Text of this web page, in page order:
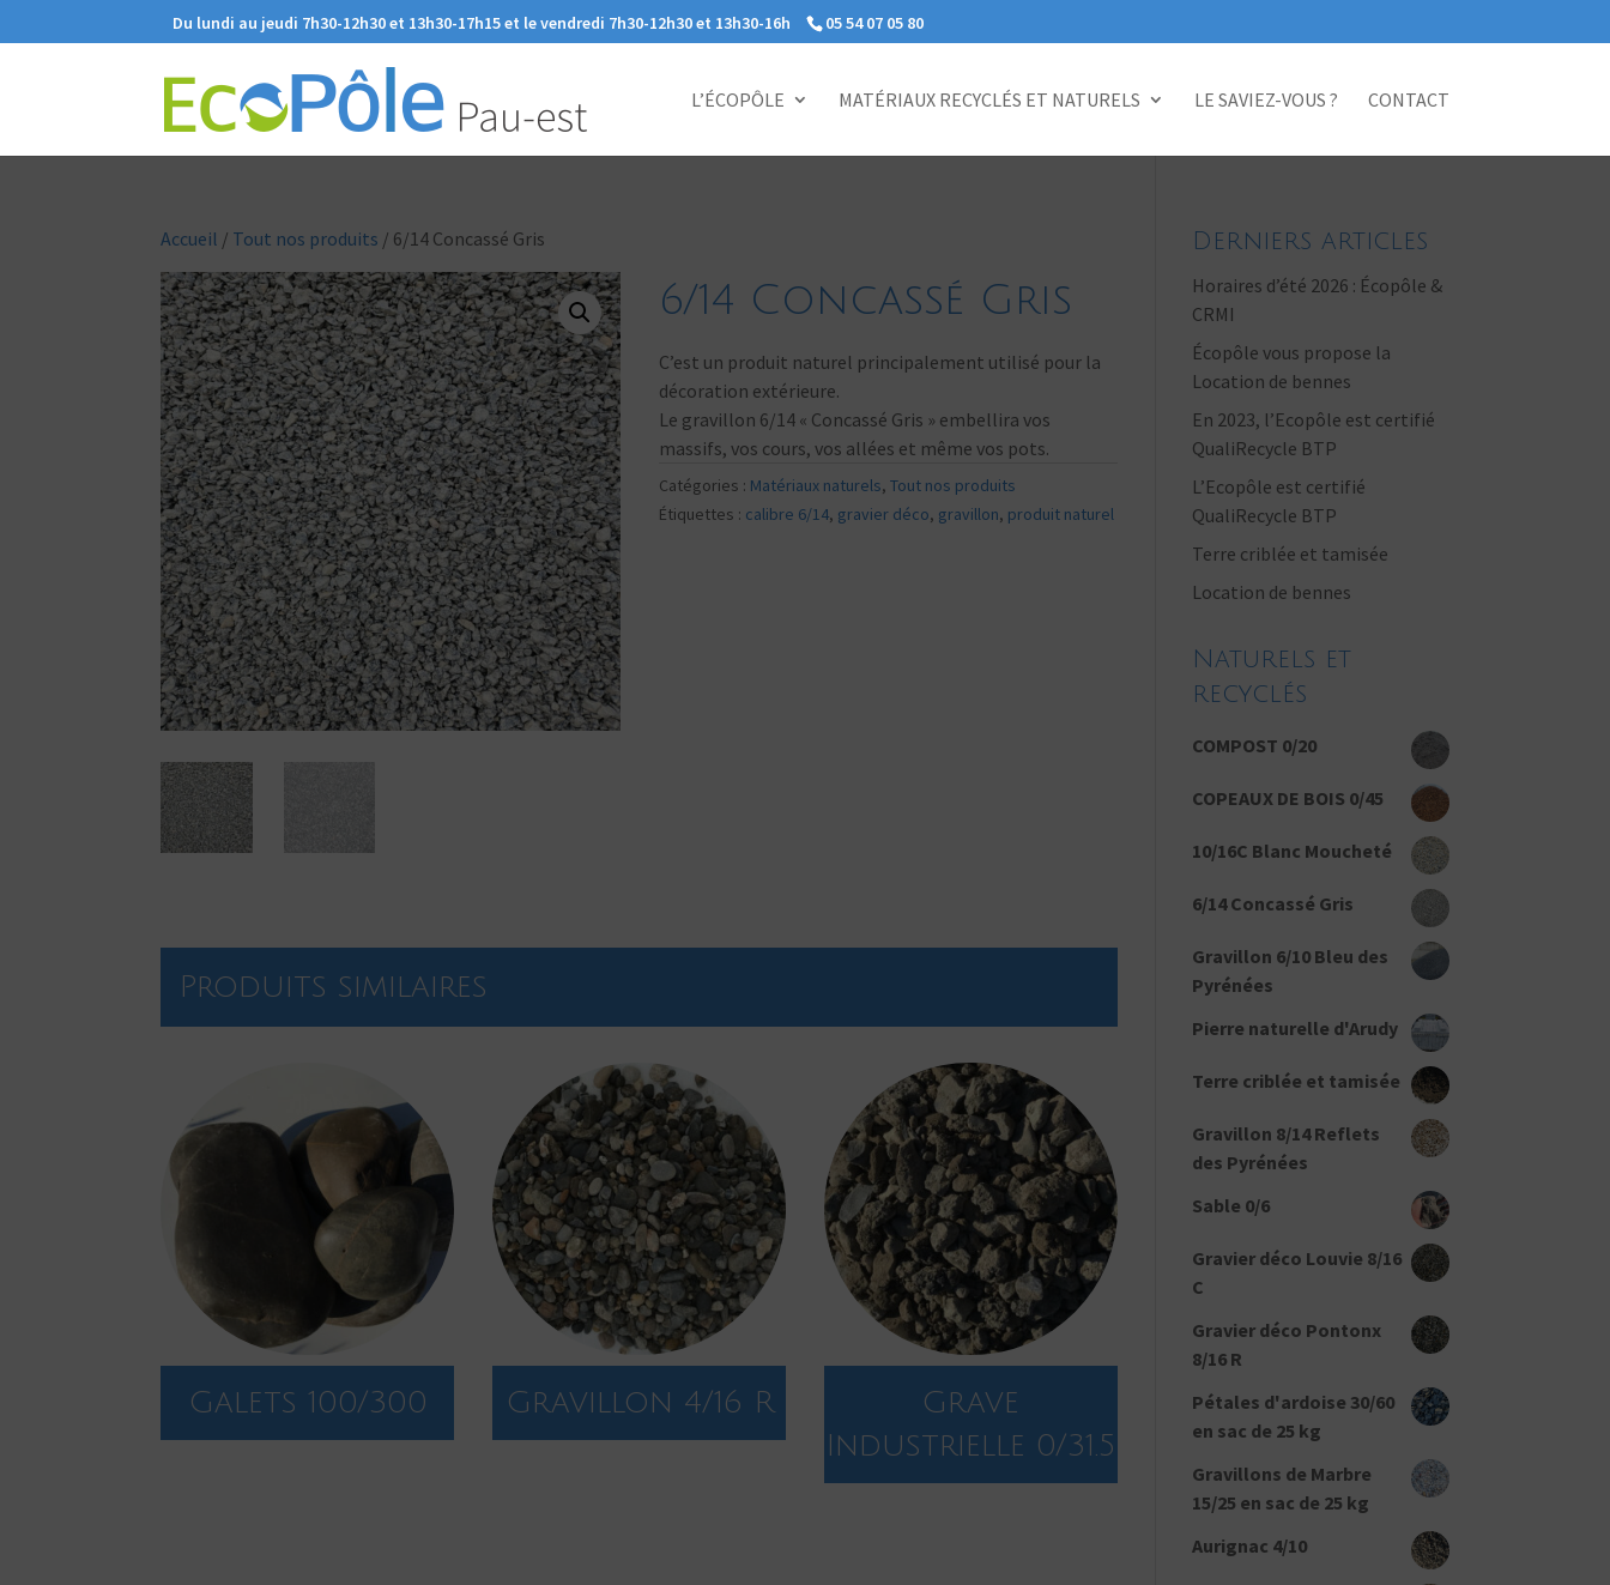
Du lundi au jeudi 7h30-12h30 et 13h30-17h15 et le vendredi 7h30-12h30 et 13h30-16h 05 54 07 05 80
L’ÉCOPÔLE MATÉRIAUX RECYCLÉS ET NATURELS LE SAVIEZ-VOUS ? CONTACT
Accueil / Tout nos produits / 6/14 Concassé Gris
6/14 Concassé Gris
C’est un produit naturel principalement utilisé pour la
décoration extérieure.
Le gravillon 6/14 « Concassé Gris » embellira vos
massifs, vos cours, vos allées et même vos pots.
Catégories : Matériaux naturels, Tout nos produits
Étiquettes : calibre 6/14, gravier déco, gravillon, produit naturel
Produits similaires
Galets 100/300 Gravillon 4/16 R
Grave
Industrielle 0/31.5
Derniers articles
Horaires d’été 2026 : Écopôle &
CRMI
Écopôle vous propose la
Location de bennes
En 2023, l’Ecopôle est certifié
QualiRecycle BTP
L’Ecopôle est certifié
QualiRecycle BTP
Terre criblée et tamisée
Location de bennes
Naturels et
recyclés
COMPOST 0/20
COPEAUX DE BOIS 0/45
10/16C Blanc Moucheté
6/14 Concassé Gris
Gravillon 6/10 Bleu des
Pyrénées
Pierre naturelle d'Arudy
Terre criblée et tamisée
Gravillon 8/14 Reflets
des Pyrénées
Sable 0/6
Gravier déco Louvie 8/16
C
Gravier déco Pontonx
8/16 R
Pétales d'ardoise 30/60
en sac de 25 kg
Gravillons de Marbre
15/25 en sac de 25 kg
Aurignac 4/10